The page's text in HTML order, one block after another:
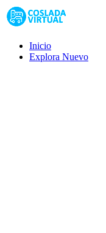
Inicio
Explora Nuevo